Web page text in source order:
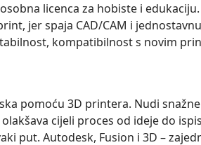
licenca za hobiste i edukaciju.
jer spaja CAD/CAM i
kompatibilnost s novim
pomoću 3D printera. Nudi
cijeli proces od ideje do
put. Autodesk, Fusion i 3D –